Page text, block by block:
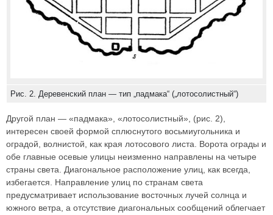
Рис. 2. Деревенский план — тип „падмака“ („лотосолистный“)
Другой план — «падмака», «лотосолистный», (рис. 2),
интересен своей формой сплюснутого восьмиугольника и
оградой, волнистой, как края лотосового листа. Ворота ограды и
обе главные осевые улицы неизменно направлены на четыре
страны света. Диагональное расположение улиц, как всегда,
избегается. Направление улиц по странам света
предусматривает использование восточных лучей солнца и
южного ветра, а отсутствие диагональных сообщений облегчает